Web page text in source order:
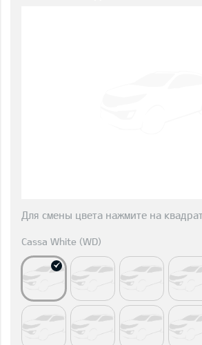
Для смены цвета нажмите на
Cassa White (WD)